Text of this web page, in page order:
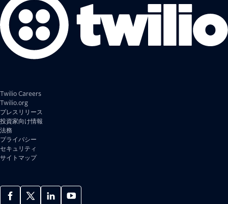
Twilio Careers
Twilio.org
プレスリリース
投資家向け情報
法務
プライバシー
セキュリティ
サイトマップ